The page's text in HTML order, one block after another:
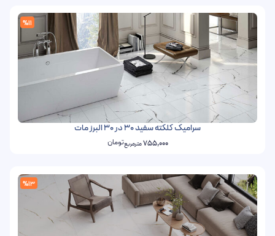
%11
سرامیک کلکته سفید 30 در 30 البرز مات
755,000مترمربعتومان
%13